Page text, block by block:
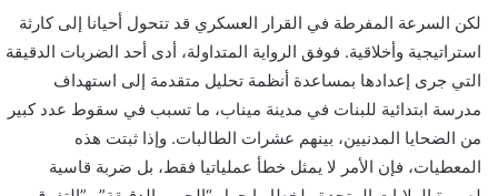
لكن السرعة المفرطة في القرار العسكري قد تتحول أحيانا إلى كارثة
استراتيجية وأخلاقية. فوفق الرواية المتداولة، أدى أحد الضربات الدقيقة
التي جرى إعدادها بمساعدة أنظمة تحليل متقدمة إلى استهداف
مدرسة ابتدائية للبنات في مدينة ميناب، ما تسبب في سقوط عدد كبير
من الضحايا المدنيين، بينهم عشرات الطالبات. وإذا ثبتت هذه
المعطيات، فإن الأمر لا يمثل خطأ عملياتيا فقط، بل ضربة قاسية